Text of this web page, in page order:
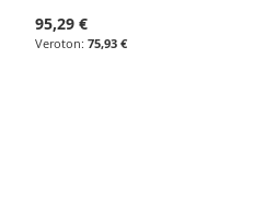
95,29 €
75,93 €